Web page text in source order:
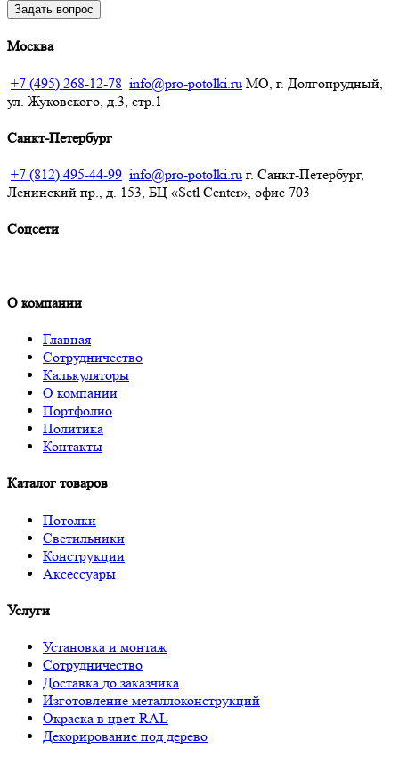
Задать вопрос
Москва
+7 (495) 268-12-78 info@pro-potolki.ru МО, г. Долгопрудный,
ул. Жуковского, д.3, стр.1
Санкт-Петербург
+7 (812) 495-44-99 info@pro-potolki.ru г. Санкт-Петербург,
Ленинский пр., д. 153, БЦ «Setl Center», офис 703
Соцсети
О компании
Главная
Сотрудничество
Калькуляторы
О компании
Портфолио
Политика
Контакты
Каталог товаров
Потолки
Светильники
Конструкции
Аксессуары
Услуги
Установка и монтаж
Сотрудничество
Доставка до заказчика
Изготовление металлоконструкций
Окраска в цвет RAL
Декорирование под дерево
Получить расчёт